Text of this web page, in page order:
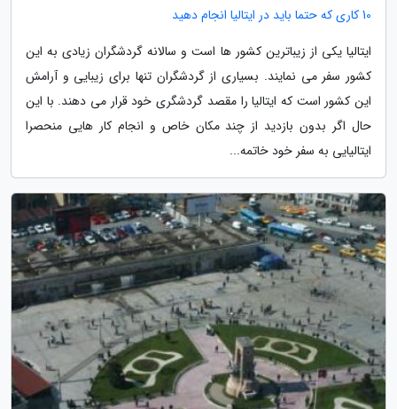
10 کاری که حتما باید در ایتالیا انجام دهید
ایتالیا یکی از زیباترین کشور ها است و سالانه گردشگران زیادی به این
کشور سفر می نمایند. بسیاری از گردشگران تنها برای زیبایی و آرامش
این کشور است که ایتالیا را مقصد گردشگری خود قرار می دهند. با این
حال اگر بدون بازدید از چند مکان خاص و انجام کار هایی منحصرا
ایتالیایی به سفر خود خاتمه...